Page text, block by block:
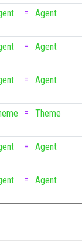
= Agent
= Agent
= Agent
= Theme
= Agent
= Agent